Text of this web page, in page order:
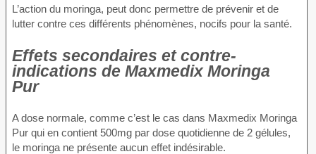
L’action du moringa, peut donc permettre de prévenir et de
lutter contre ces différents phénomènes, nocifs pour la santé.
Effets secondaires et contre-
indications de Maxmedix Moringa
Pur
A dose normale, comme c’est le cas dans Maxmedix Moringa
Pur qui en contient 500mg par dose quotidienne de 2 gélules,
le moringa ne présente aucun effet indésirable.